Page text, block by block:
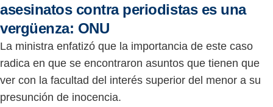
asesinatos contra periodistas es una
vergüenza: ONU
La ministra enfatizó que la importancia de este caso
radica en que se encontraron asuntos que tienen que
ver con la facultad del interés superior del menor a su
presunción de inocencia.